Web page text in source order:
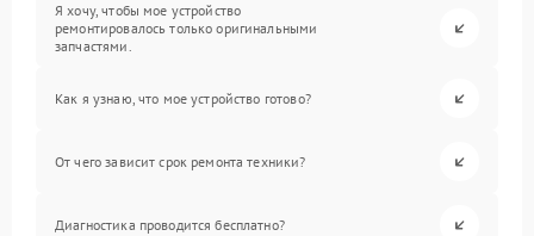
Я хочу, чтобы мое устройство
ремонтировалось только оригинальными
запчастями.
Как я узнаю, что мое устройство готово?
От чего зависит срок ремонта техники?
Диагностика проводится бесплатно?